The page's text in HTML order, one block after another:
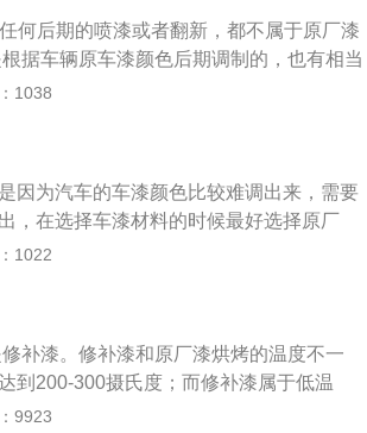
定去操作。尤其是底色遮盖程度要重视，
因此操作流程要规范，喷漆到位才能避免
择合适的喷漆材料，就很容易引起配色不
涂配方需要合理，并且人工微调的过程
同的光源下跟其它部件也是相同的。4、
会有区别，这样很容易造成色母沉淀排序
差异。在喷涂塑料件的时候，需要对金属
何后期的喷漆或者翻新，都不属于原厂漆
据车辆原车漆颜色后期调制的，也有相当
在所谓的原厂漆，一看有没有色差，二看
四个漆层组成。汽车生产线原厂漆是高温
用的是高温漆，而4s店用于修补时，由于
再采用原厂的工艺，所以都是低温漆。汽
面形成一层致密的氧化膜，避免金属受腐
锈。然后才上底漆，涂上底漆之后再上色
1038
因为汽车的车漆颜色比较难调出来，需要
，在选择车漆材料的时候最好选择原厂
车的油漆属于油漆的一种类型，是喷洒在
且通过车漆的喷射，可以给汽车带来不一
漆种类，不同的颜色可以展现汽车不同的
要求汽车车型具有良好的机械性能，还需
，汽车油漆的价格相对昂贵，是因为汽车
1022
补漆。修补漆和原厂漆烘烤的温度不一
到200-300摄氏度；而修补漆属于低温
烘烤过的油漆，拥有良好的修复能力。
9923